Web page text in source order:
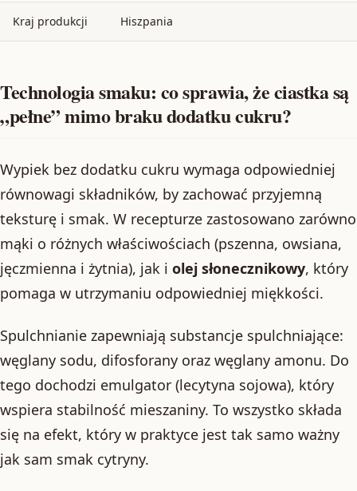
Kraj produkcji Hiszpania
Technologia smaku: co sprawia, że ciastka są
„pełne” mimo braku dodatku cukru?
Wypiek bez dodatku cukru wymaga odpowiedniej
równowagi składników, by zachować przyjemną
teksturę i smak. W recepturze zastosowano zarówno
mąki o różnych właściwościach (pszenna, owsiana,
jęczmienna i żytnia), jak i olej słonecznikowy, który
pomaga w utrzymaniu odpowiedniej miękkości.
Spulchnianie zapewniają substancje spulchniające:
węglany sodu, difosforany oraz węglany amonu. Do
tego dochodzi emulgator (lecytyna sojowa), który
wspiera stabilność mieszaniny. To wszystko składa
się na efekt, który w praktyce jest tak samo ważny
jak sam smak cytryny.